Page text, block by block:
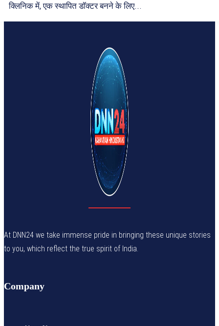
क्लिनिक में, एक स्थापित डॉक्टर बनने के लिए...
At DNN24 we take immense pride in bringing these unique stories
to you, which reflect the true spirit of India.
Company